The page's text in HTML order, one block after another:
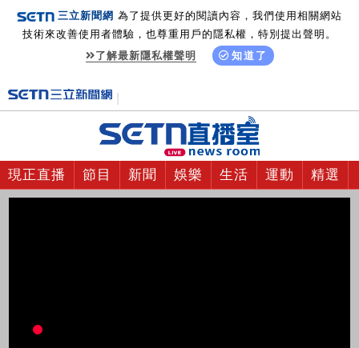
三立新聞網 為了提供更好的閱讀內容，我們使用相關網站
技術來改善使用者體驗，也尊重用戶的隱私權，特別提出聲明。
了解最新隱私權聲明
知道了
現正直播 節目 新聞 娛樂 生活 運動 精選